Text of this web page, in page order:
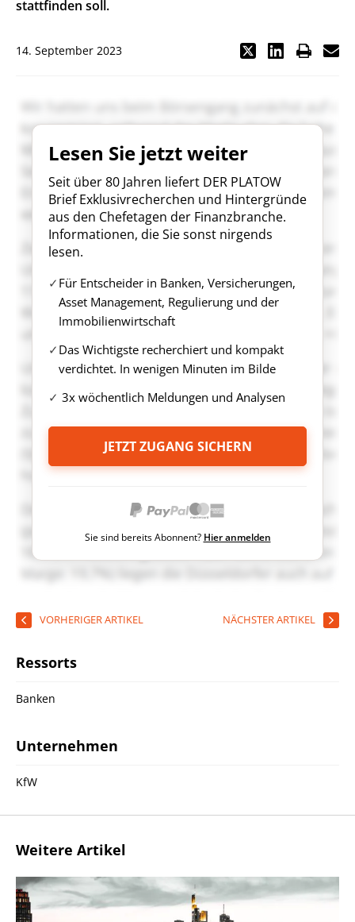
stattfinden soll.
14. September 2023
Lesen Sie jetzt weiter
Seit über 80 Jahren liefert DER PLATOW
Brief Exklusivrecherchen und Hintergründe
aus den Chefetagen der Finanzbranche.
Informationen, die Sie sonst nirgends
lesen.
Für Entscheider in Banken, Versicherungen,
Asset Management, Regulierung und der
Immobilienwirtschaft
Das Wichtigste recherchiert und kompakt
verdichtet. In wenigen Minuten im Bilde
3x wöchentlich Meldungen und Analysen
JETZT ZUGANG SICHERN
Sie sind bereits Abonnent? Hier anmelden
VORHERIGER ARTIKEL NÄCHSTER ARTIKEL
Ressorts
Banken
Unternehmen
KfW
Weitere Artikel